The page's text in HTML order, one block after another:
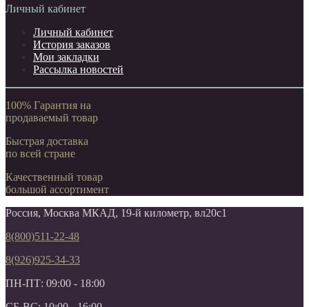
Личный кабинет
Личный кабинет
История заказов
Мои закладки
Рассылка новостей
100% Гарантия на
продаваемый товар
Быстрая доставка
по всей стране
Качественный товар
большой ассортимент
Россия, Москва МКАД, 19-й километр, вл20с1
8(800)511-22-48
8(926)925-34-33
ПН-ПТ: 09:00 - 18:00